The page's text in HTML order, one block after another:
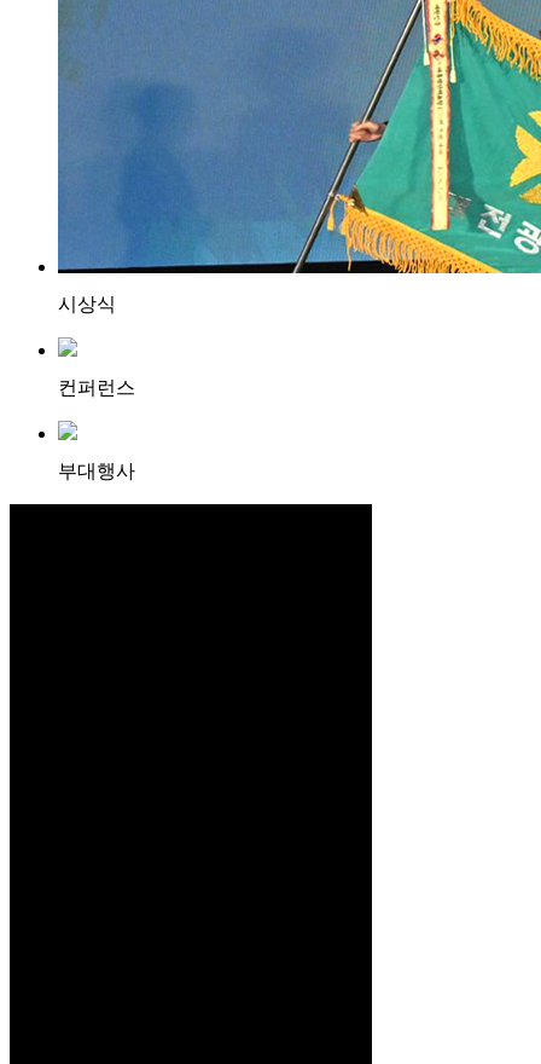
시상식
컨퍼런스
부대행사